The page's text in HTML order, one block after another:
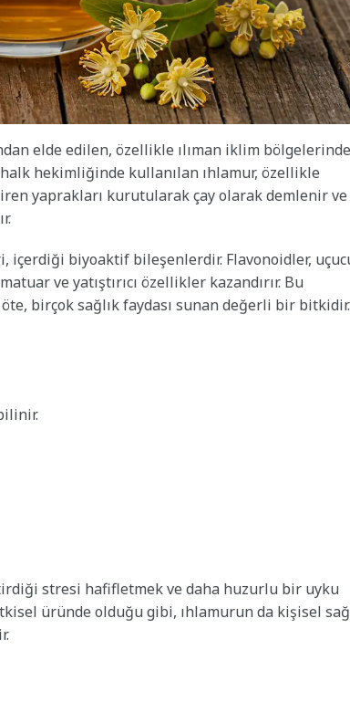
elde edilen, özellikle ılıman iklim bölgelerinde
hekimliğinde kullanılan ıhlamur, özellikle
yaprakları kurutularak çay olarak demlenir ve
içerdiği biyoaktif bileşenlerdir. Flavonoidler,
ve yatıştırıcı özellikler kazandırır. Bu
birçok sağlık faydası sunan değerli bir bitkidir.
stresi hafifletmek ve daha huzurlu bir uyku
üründe olduğu gibi, ıhlamurun da kişisel